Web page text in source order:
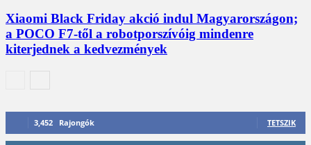
Xiaomi Black Friday akció indul Magyarországon;
a POCO F7-től a robotporszívóig mindenre
kiterjednek a kedvezmények
3,452 Rajongók TETSZIK